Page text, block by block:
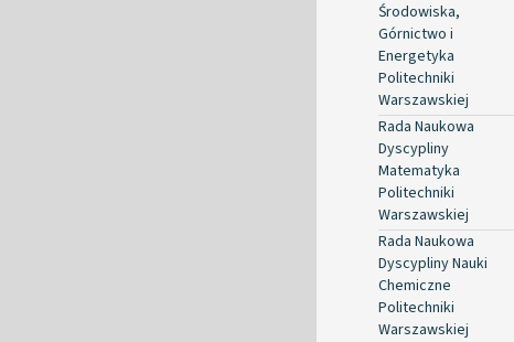
Środowiska,
Górnictwo i
Energetyka
Politechniki
Warszawskiej
Rada Naukowa
Dyscypliny
Matematyka
Politechniki
Warszawskiej
Rada Naukowa
Dyscypliny Nauki
Chemiczne
Politechniki
Warszawskiej